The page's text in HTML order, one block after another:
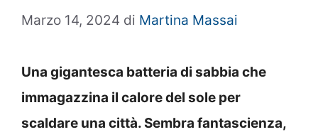
Marzo 14, 2024 di Martina Massai
Una gigantesca batteria di sabbia che
immagazzina il calore del sole per
scaldare una città. Sembra fantascienza,